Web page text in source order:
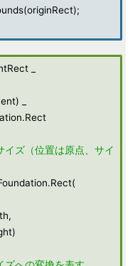
_
_
イズ（位置は原点、サイ